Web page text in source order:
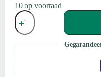
10 op voorraad
Geurolie
Amber
-
|
Scentulp
aantal